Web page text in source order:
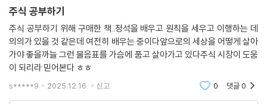
애스워드 다모다란 뉴욕대 스턴경영대학원 교수는 “제자들이 학교를 떠나
기 전에 쥐여주고 싶은 마지막 책”으로 꼽았고, 서준식 숭실대 경제학과 교
수는 “교실 속 투자 이론을 ‘돈 버는 기술’로 바꾼 책”이라고 소개했다. 또
“이 책을 읽고 투자할 주식에 대해 한 장짜리 요약표를 더 체계적으로 작성
할 수 있다는 자신감이 생겼다”(숙향), “읽고 또 읽으면서 유능한 애널리
스트와 펀드매니저 둘 다 잡기를 바란다”(김철광)라는 추천이 이어졌다.
주식 공부하기
주식 공부하기 위해 구매한 책..정석을 배우고 원칙을 세우고 이행하는 데
의의가 있을 것 같은데 여전히 배우는 중이다앞으로의 세상을 어떻게 살아
가야 좋을까늘 그런 물음표를 가슴에 품고 살아가고 있다주식 시장이 도움
이 되리라 믿어본다 ㅎㅎ
s*****9 2025.12.16. 신고 0 댓글0